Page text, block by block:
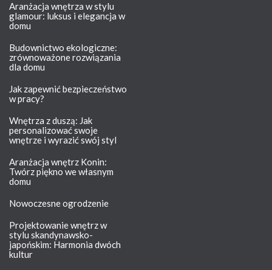
Aranżacja wnętrza w stylu
glamour: luksus i elegancja w
domu
Budownictwo ekologiczne:
zrównoważone rozwiązania
dla domu
Jak zapewnić bezpieczeństwo
w pracy?
Wnętrza z duszą: Jak
personalizować swoje
wnętrze i wyrazić swój styl
Aranżacja wnętrz Konin:
Twórz piękno we własnym
domu
Nowoczesne ogrodzenie
Projektowanie wnętrz w
stylu skandynawsko-
japońskim: Harmonia dwóch
kultur